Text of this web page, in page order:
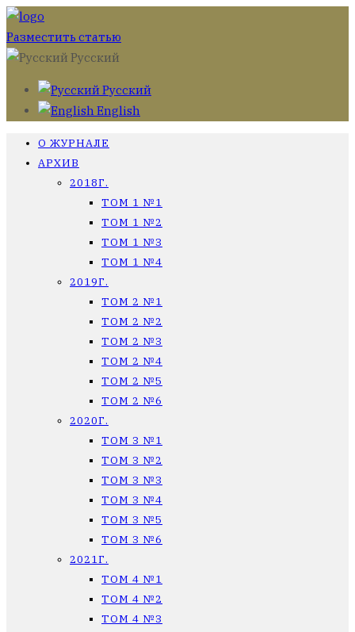
Разместить статью
Русский
Русский
English
О ЖУРНАЛЕ
АРХИВ
2018Г.
ТОМ 1 №1
ТОМ 1 №2
ТОМ 1 №3
ТОМ 1 №4
2019Г.
ТОМ 2 №1
ТОМ 2 №2
ТОМ 2 №3
ТОМ 2 №4
ТОМ 2 №5
ТОМ 2 №6
2020Г.
ТОМ 3 №1
ТОМ 3 №2
ТОМ 3 №3
ТОМ 3 №4
ТОМ 3 №5
ТОМ 3 №6
2021Г.
ТОМ 4 №1
ТОМ 4 №2
ТОМ 4 №3